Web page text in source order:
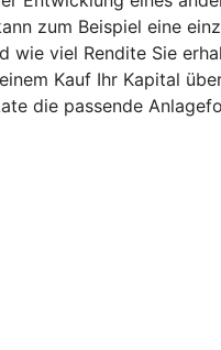
zum Beispiel eine
viel Rendite Sie
Kauf Ihr Kapital
die passende